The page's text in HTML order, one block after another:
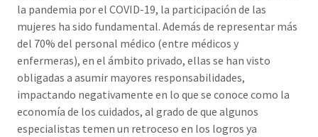
la pandemia por el COVID-19, la participación de las
mujeres ha sido fundamental. Además de representar más
del 70% del personal médico (entre médicos y
enfermeras), en el ámbito privado, ellas se han visto
obligadas a asumir mayores responsabilidades,
impactando negativamente en lo que se conoce como la
economía de los cuidados, al grado de que algunos
especialistas temen un retroceso en los logros ya